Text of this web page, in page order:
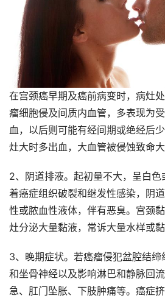
在宫颈癌早期及癌前病变时，病灶
瘤细胞侵及间质内血管，多表现为
血，以后则可能有经间期或绝经后
灶大时多出血，大血管被侵蚀致命大
2、阴道排液。起初量不大，呈白
着癌症组织破裂和继发性感染，阴
性或脓血性液体，伴有恶臭。宫颈
灶分泌大量黏液，常诉大量水样或黏
3、晚期症状。若癌瘤侵犯盆腔结
和坐骨神经以及影响淋巴和静脉回
急、肛门坠胀、下肢肿痛等。癌症